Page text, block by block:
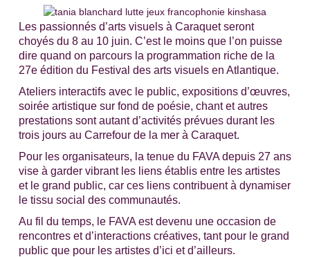
Les passionnés d’arts visuels à Caraquet seront
choyés du 8 au 10 juin. C’est le moins que l’on puisse
dire quand on parcours la programmation riche de la
27e édition du Festival des arts visuels en Atlantique.
Ateliers interactifs avec le public, expositions d’œuvres,
soirée artistique sur fond de poésie, chant et autres
prestations sont autant d’activités prévues durant les
trois jours au Carrefour de la mer à Caraquet.
Pour les organisateurs, la tenue du FAVA depuis 27 ans
vise à garder vibrant les liens établis entre les artistes
et le grand public, car ces liens contribuent à dynamiser
le tissu social des communautés.
Au fil du temps, le FAVA est devenu une occasion de
rencontres et d’interactions créatives, tant pour le grand
public que pour les artistes d’ici et d’ailleurs.